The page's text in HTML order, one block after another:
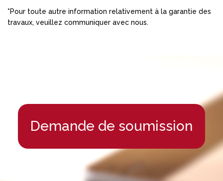
*Pour toute autre information relativement à la garantie des
travaux, veuillez communiquer avec nous.
Demande de soumission